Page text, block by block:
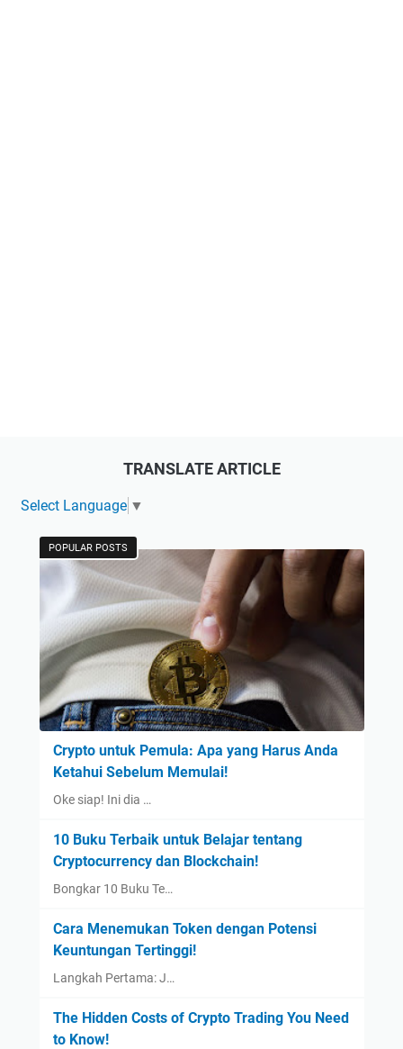
TRANSLATE ARTICLE
Select Language ▼
POPULAR POSTS
Crypto untuk Pemula: Apa yang Harus Anda
Ketahui Sebelum Memulai!
Oke siap! Ini dia …
10 Buku Terbaik untuk Belajar tentang
Cryptocurrency dan Blockchain!
Bongkar 10 Buku Te…
Cara Menemukan Token dengan Potensi
Keuntungan Tertinggi!
Langkah Pertama: J…
The Hidden Costs of Crypto Trading You Need
to Know!